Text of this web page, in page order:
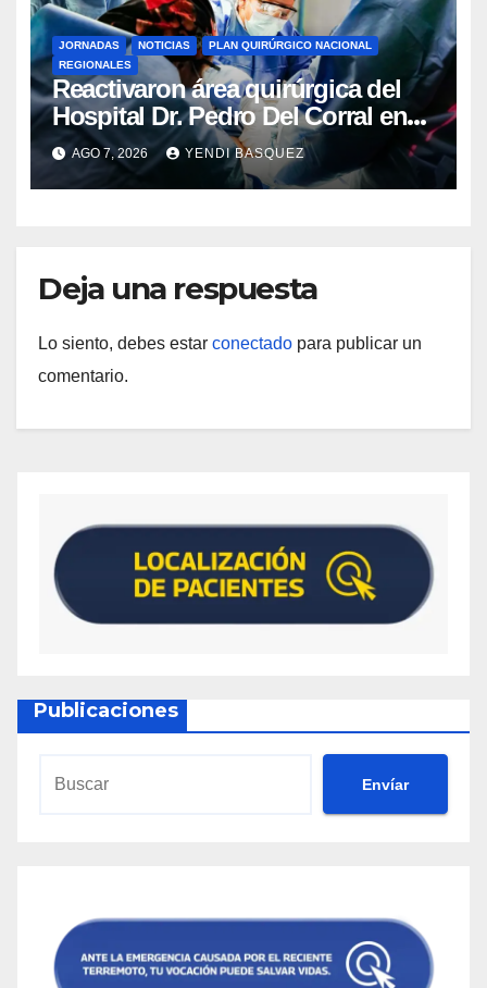
JORNADAS NOTICIAS
PLAN QUIRÚRGICO NACIONAL
REGIONALES
Reactivaron área quirúrgica del
Hospital Dr. Pedro Del Corral en
Guárico
AGO 7, 2026 YENDI BASQUEZ
Deja una respuesta
Lo siento, debes estar conectado para publicar un
comentario.
Publicaciones
Envíar